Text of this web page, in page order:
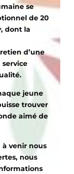
se
de 20
, dont la
d’une
jeune
trouver
aimé de
à venir nous
nous